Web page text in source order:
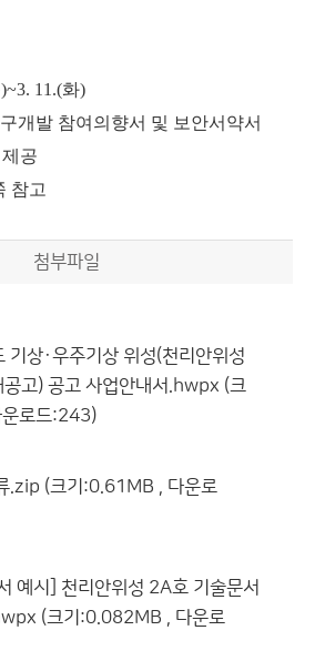
11.(화)
개발 참여의향서 및 보안서약서
공
참고
첨부파일
상·우주기상 위성(천리안위성
공고) 공고 사업안내서.hwpx (크
로드:243)
.zip (크기:0.61MB , 다운로
예시] 천리안위성 2A호 기술문서
(크기:0.082MB , 다운로